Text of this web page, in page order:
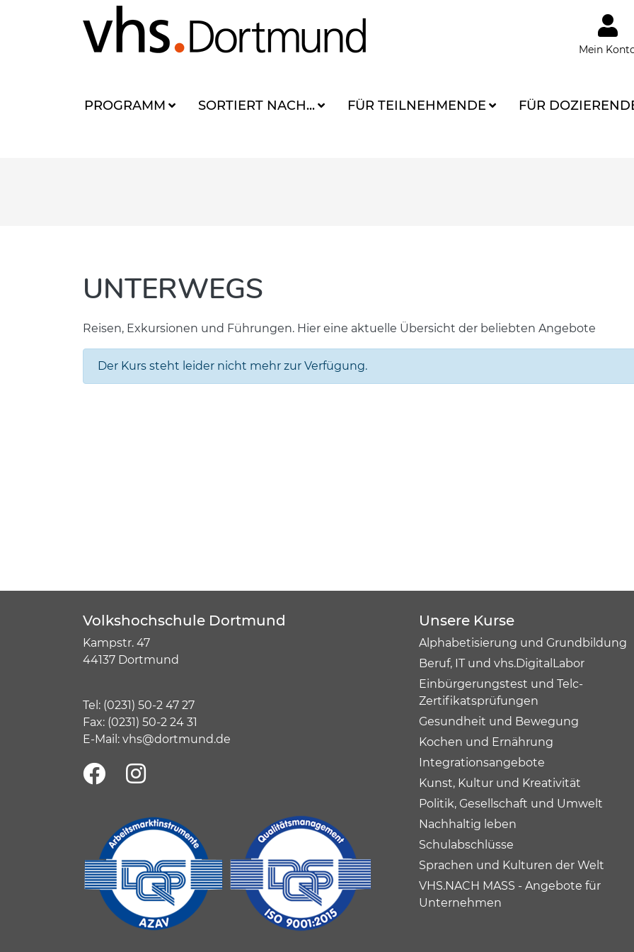
Mein
PROGRAMM SORTIERT NACH... FÜR TEILNEHMENDE FÜR
UNTERWEGS
Reisen, Exkursionen und Führungen. Hier eine aktuelle Übersicht der beliebten Angebote
Der Kurs steht leider nicht mehr zur Verfügung.
Volkshochschule Dortmund
Kampstr. 47
44137 Dortmund
Tel: (0231) 50-2 47 27
Fax: (0231) 50-2 24 31
E-Mail: vhs@dortmund.de
Unsere Kurse
Alphabetisierung und Grundbildung
Beruf, IT und vhs.DigitalLabor
Einbürgerungstest und Telc-
Zertifikatsprüfungen
Gesundheit und Bewegung
Kochen und Ernährung
Integrationsangebote
Kunst, Kultur und Kreativität
Politik, Gesellschaft und Umwelt
Nachhaltig leben
Schulabschlüsse
Sprachen und Kulturen der Welt
VHS.NACH MASS - Angebote für
Unternehmen